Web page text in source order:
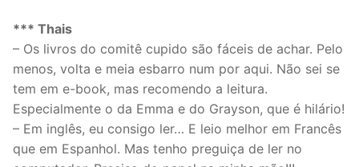
*** Thais
– Os livros do comitê cupido são fáceis de achar. Pelo
menos, volta e meia esbarro num por aqui. Não sei se
tem em e-book, mas recomendo a leitura.
Especialmente o da Emma e do Grayson, que é hilário!
– Em inglês, eu consigo ler… E leio melhor em Francês
que em Espanhol. Mas tenho preguiça de ler no